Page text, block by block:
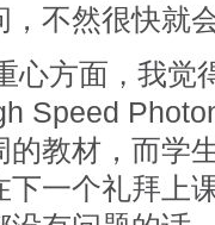
，不然很快就
心方面 ， 我觉
Speed
的教材，而学
下一个礼拜上